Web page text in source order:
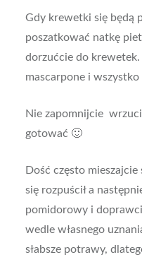
Gdy krewetki się będą
poszatkować natkę
dorzućcie do krewetek.
mascarpone i wszystko
Nie zapomnijcie
gotować 🙂
Dość często
się rozpuścił a
pomidorowy i
wedle własnego
słabsze potrawy,